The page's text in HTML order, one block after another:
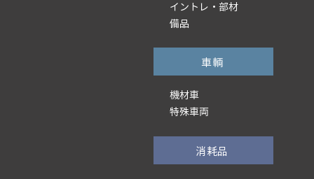
イントレ・部材
備品
車輌
機材車
特殊車両
消耗品